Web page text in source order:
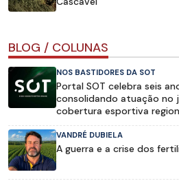
BLOG / COLUNAS
NOS BASTIDORES DA SOT
Portal SOT celebra seis
consolidando atuação no
cobertura esportiva
VANDRÉ DUBIELA
A guerra e a crise dos